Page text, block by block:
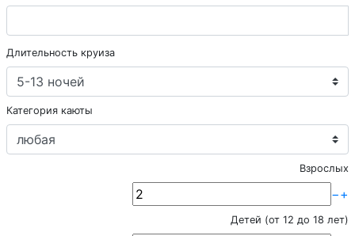
Длительность круиза
Категория каюты
Взрослых
−+
Детей (от 12 до 18 лет)